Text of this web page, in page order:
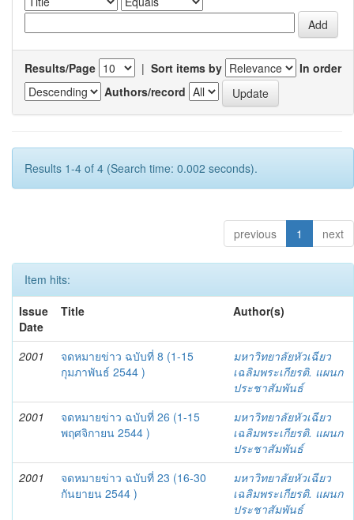
Results/Page | Sort items by
In order
Authors/record
Results 1-4 of 4 (Search time: 0.002 seconds).
previous 1 next
Item hits:
Issue
Date
Title Author(s)
2001
จดหมายข่าว ฉบับที่ 8 (1-15
กุมภาพันธ์ 2544 )
มหาวิทยาลัยหัวเฉียว
เฉลิมพระเกียรติ. แผนก
ประชาสัมพันธ์
2001
จดหมายข่าว ฉบับที่ 26 (1-15
พฤศจิกายน 2544 )
มหาวิทยาลัยหัวเฉียว
เฉลิมพระเกียรติ. แผนก
ประชาสัมพันธ์
2001
จดหมายข่าว ฉบับที่ 23 (16-30
กันยายน 2544 )
มหาวิทยาลัยหัวเฉียว
เฉลิมพระเกียรติ. แผนก
ประชาสัมพันธ์